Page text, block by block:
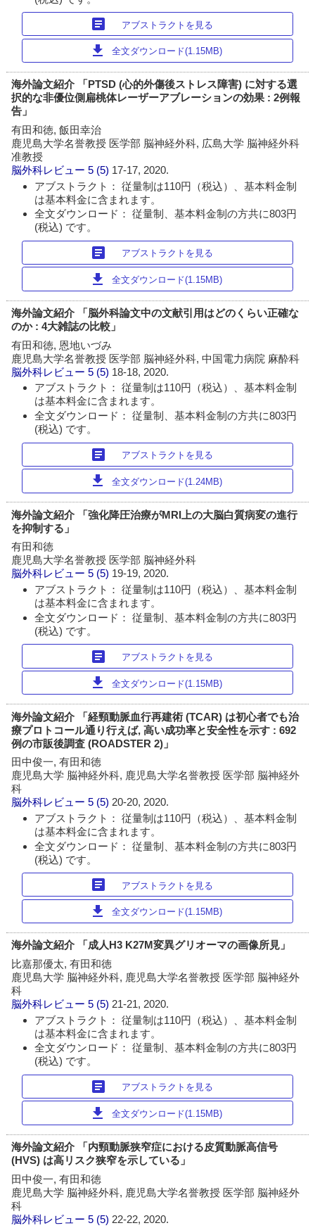
article アブストラクトを見る
download 全文ダウンロード(1.15MB)
海外論文紹介 「PTSD (心的外傷後ストレス障害) に対する選
択的な非優位側扁桃体レーザーアブレーションの効果 : 2例報
告」
有田和徳, 飯田幸治
鹿児島大学名誉教授 医学部 脳神経外科, 広島大学 脳神経外科
准教授
脳外科レビュー 5 (5) 17-17, 2020.
アブストラクト： 従量制は110円（税込）、基本料金制
は基本料金に含まれます。
全文ダウンロード： 従量制、基本料金制の方共に803円
(税込) です。
article アブストラクトを見る
download 全文ダウンロード(1.15MB)
海外論文紹介 「脳外科論文中の文献引用はどのくらい正確な
のか : 4大雑誌の比較」
有田和徳, 恩地いづみ
鹿児島大学名誉教授 医学部 脳神経外科, 中国電力病院 麻酔科
脳外科レビュー 5 (5) 18-18, 2020.
アブストラクト： 従量制は110円（税込）、基本料金制
は基本料金に含まれます。
全文ダウンロード： 従量制、基本料金制の方共に803円
(税込) です。
article アブストラクトを見る
download 全文ダウンロード(1.24MB)
海外論文紹介 「強化降圧治療がMRI上の大脳白質病変の進行
を抑制する」
有田和徳
鹿児島大学名誉教授 医学部 脳神経外科
脳外科レビュー 5 (5) 19-19, 2020.
アブストラクト： 従量制は110円（税込）、基本料金制
は基本料金に含まれます。
全文ダウンロード： 従量制、基本料金制の方共に803円
(税込) です。
article アブストラクトを見る
download 全文ダウンロード(1.15MB)
海外論文紹介 「経頸動脈血行再建術 (TCAR) は初心者でも治
療プロトコール通り行えば, 高い成功率と安全性を示す : 692
例の市販後調査 (ROADSTER 2)」
田中俊一, 有田和徳
鹿児島大学 脳神経外科, 鹿児島大学名誉教授 医学部 脳神経外
科
脳外科レビュー 5 (5) 20-20, 2020.
アブストラクト： 従量制は110円（税込）、基本料金制
は基本料金に含まれます。
全文ダウンロード： 従量制、基本料金制の方共に803円
(税込) です。
article アブストラクトを見る
download 全文ダウンロード(1.15MB)
海外論文紹介 「成人H3 K27M変異グリオーマの画像所見」
比嘉那優太, 有田和徳
鹿児島大学 脳神経外科, 鹿児島大学名誉教授 医学部 脳神経外
科
脳外科レビュー 5 (5) 21-21, 2020.
アブストラクト： 従量制は110円（税込）、基本料金制
は基本料金に含まれます。
全文ダウンロード： 従量制、基本料金制の方共に803円
(税込) です。
article アブストラクトを見る
download 全文ダウンロード(1.15MB)
海外論文紹介 「内頸動脈狭窄症における皮質動脈高信号
(HVS) は高リスク狭窄を示している」
田中俊一, 有田和徳
鹿児島大学 脳神経外科, 鹿児島大学名誉教授 医学部 脳神経外
科
脳外科レビュー 5 (5) 22-22, 2020.